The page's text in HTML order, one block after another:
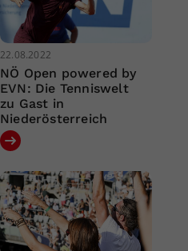
22.08.2022
NÖ Open powered by
EVN: Die Tenniswelt
zu Gast in
Niederösterreich